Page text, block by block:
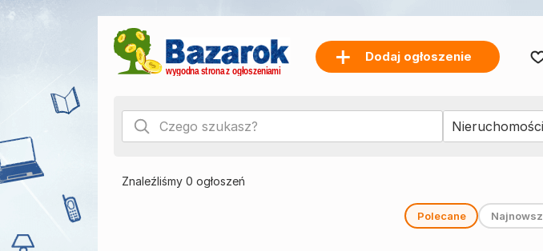
Dodaj ogłoszenie
Znaleźliśmy 0 ogłoszeń
Polecane